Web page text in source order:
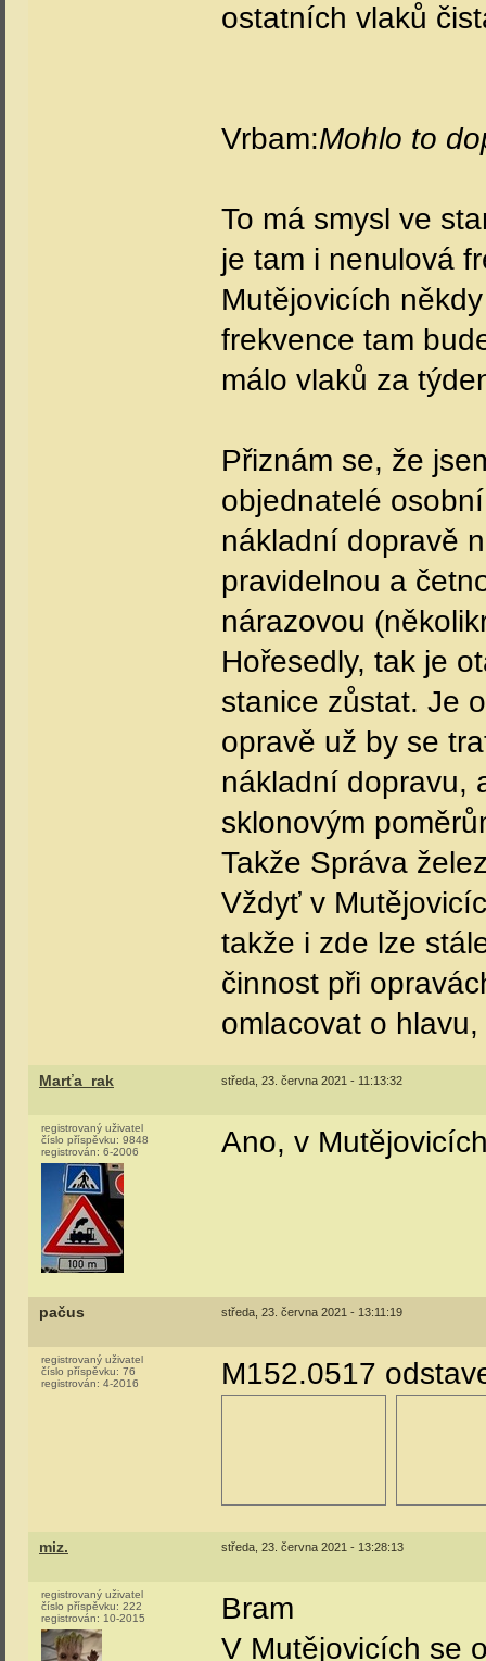
ostatních vlaků
Vrbam:Mohlo to
To má smysl ve
je tam i nenulová
Mutějovicích
frekvence tam
málo vlaků za
Přiznám se, že
objednatelé
nákladní dopravě
pravidelnou a
nárazovou
Hořesedly, tak je
stanice zůstat. Je
opravě už by se
nákladní dopravu,
sklonovým
Takže Správa
Vždyť v
takže i zde lze
činnost při
omlacovat o
Marťa_rak středa, 23. června 2021 - 11:13:32
registrovaný uživatel
číslo příspěvku: 9848
registrován: 6-2006 Ano, v
pačus středa, 23. června 2021 - 13:11:19
registrovaný uživatel
číslo příspěvku: 76
registrován: 4-2016 M152.0517
miz. středa, 23. června 2021 - 13:28:13
registrovaný uživatel
číslo příspěvku: 222
registrován: 10-2015
Bram
V Mutějovicích se